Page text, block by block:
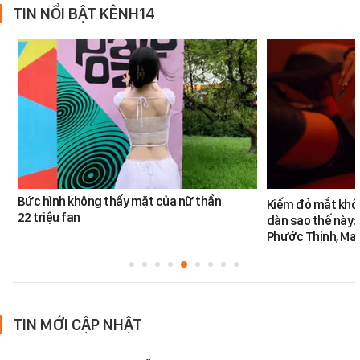
TIN NỔI BẬT KÊNH14
Bức hình không thấy mặt của nữ thần
22 triệu fan
Kiếm đỏ mắt
dàn sao thế này:
Phước Thịnh,
TIN MỚI CẬP NHẬT